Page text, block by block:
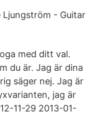
Ljungström - Guitar
med ditt val.
du är. Jag är dina
säger nej. Jag är
jag är
11-29 2013-01-